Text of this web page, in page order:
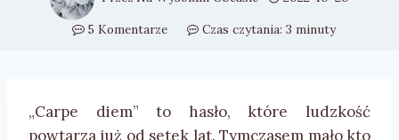
5 Komentarze
Czas czytania: 3 minuty
„Carpe diem” to hasło, które ludzkość
powtarza już od setek lat. Tymczasem mało kto